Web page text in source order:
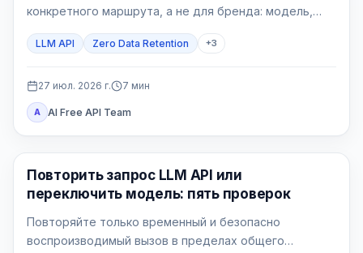
конкретного маршрута, а не для бренда: модель,
иметь разные правила.
LLM API Zero Data Retention +3
27 июл. 2026 г. 7 мин
A AI Free API Team
API Guide
Повторить запрос LLM API или
переключить модель: пять проверок
Повторяйте только временный и безопасно
воспроизводимый вызов в пределах общего